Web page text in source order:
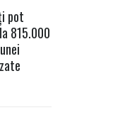
pot
815.000